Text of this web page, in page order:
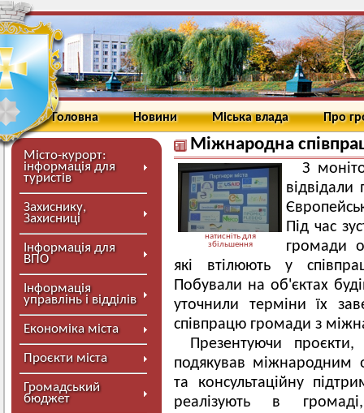
Головна Новини Міська влада Про
Місто-курорт:
інформація для
туристів
Захиснику,
Захисниці
Інформація для
ВПО
Інформація
управлінь і відділів
Економіка міста
Проєкти міста
Громадський
бюджет
Міжнародна
натисніть для
збільшення
З
Під час
громади
які втілюють у
Побували на об'єктах
уточнили терміни їх
співпрацю громади з
Презентуючи
подякував міжнародним
та консультаційну
реалізують в